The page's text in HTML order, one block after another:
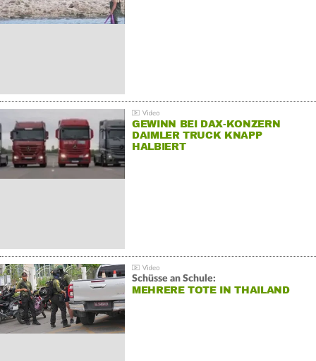
GEWINN BEI DAX-KONZERN
DAIMLER TRUCK KNAPP
HALBIERT
Schüsse an Schule:
MEHRERE TOTE IN THAILAND